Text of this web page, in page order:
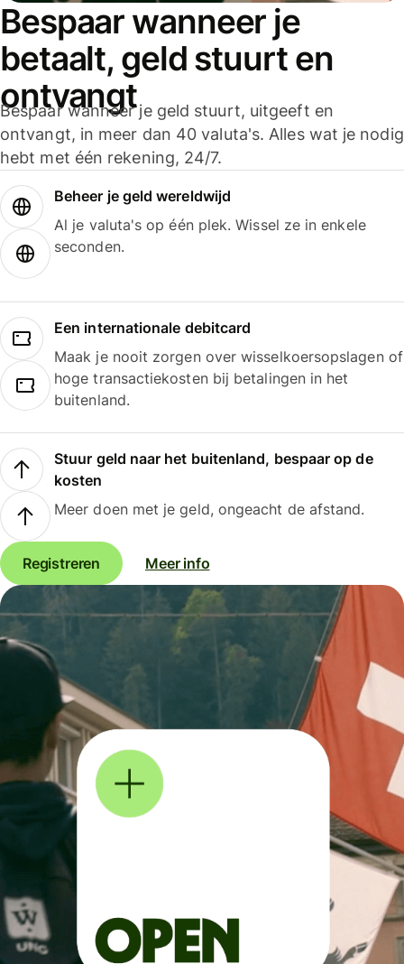
Bespaar wanneer je
betaalt, geld stuurt en
ontvangt
Bespaar wanneer je geld stuurt, uitgeeft en
ontvangt, in meer dan 40 valuta's. Alles wat je nodig
hebt met één rekening, 24/7.
Beheer je geld wereldwijd
Al je valuta's op één plek. Wissel ze in enkele
seconden.
Een internationale debitcard
Maak je nooit zorgen over wisselkoersopslagen of
hoge transactiekosten bij betalingen in het
buitenland.
Stuur geld naar het buitenland, bespaar op de
kosten
Meer doen met je geld, ongeacht de afstand.
Registreren Meer info